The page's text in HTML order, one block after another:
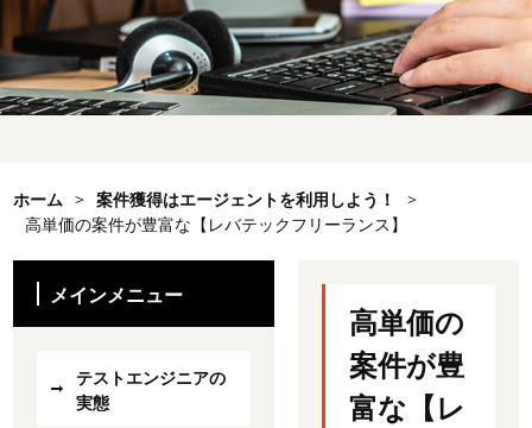
ホーム > 案件獲得はエージェントを利用しよう！
>
高単価の案件が豊富な【レバテックフリーランス】
高単価の
案件が豊
富な【レ
メインメニュー
テストエンジニアの
実態